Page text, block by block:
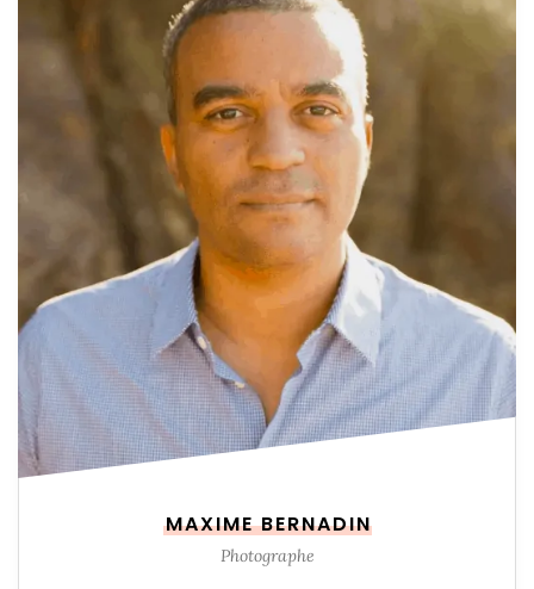
MAXIME BERNADIN
Photographe